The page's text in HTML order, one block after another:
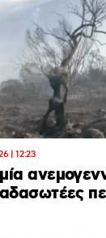
| 12:23